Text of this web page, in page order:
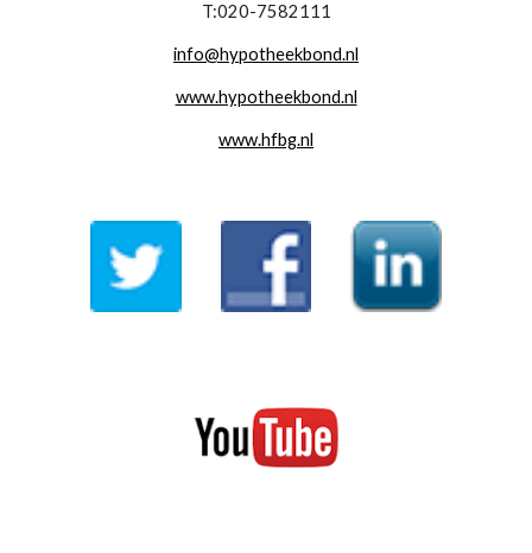
T:020-7582111
info@hypotheekbond.nl
www.hypotheekbond.nl
www.hfbg.nl